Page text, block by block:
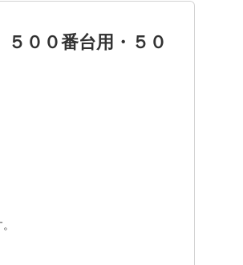
００番台用・５０